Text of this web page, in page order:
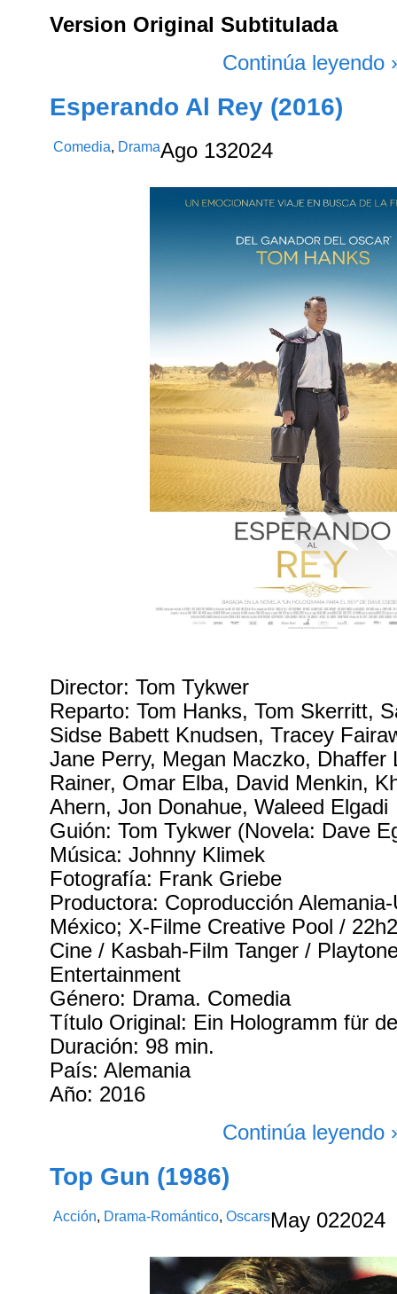
Version Original Subtitulada
Continúa leyendo
Esperando Al Rey (2016)
Comedia, DramaAgo 132024
Director: Tom Tykwer
Reparto: Tom Hanks, Tom Skerritt,
Sidse Babett Knudsen, Tracey
Jane Perry, Megan Maczko, Dhaffer
Rainer, Omar Elba, David Menkin,
Ahern, Jon Donahue, Waleed Elgadi
Guión: Tom Tykwer (Novela: Dave
Música: Johnny Klimek
Fotografía: Frank Griebe
Productora: Coproducción
México; X-Filme Creative Pool /
Cine / Kasbah-Film Tanger /
Entertainment
Género: Drama. Comedia
Título Original: Ein Hologramm für
Duración: 98 min.
País: Alemania
Año: 2016
Continúa leyendo
Top Gun (1986)
Acción, Drama-Romántico,OscarsMay 022024